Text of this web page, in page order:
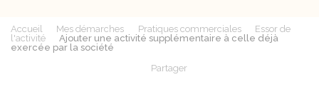
Accueil Mes démarches Pratiques commerciales
Essor de
l'activité
Ajouter une activité supplémentaire à celle déjà
exercée par la société
Partager